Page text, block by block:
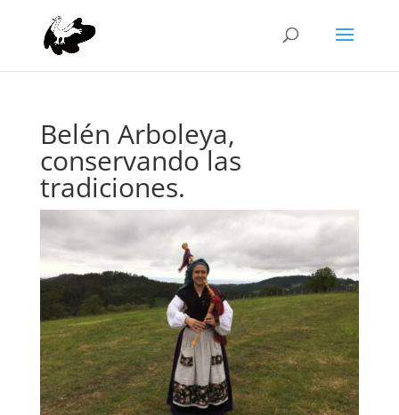
Belén Arboleya,
conservando las
tradiciones.